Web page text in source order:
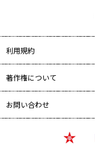
利用規約
著作権について
お問い合わせ